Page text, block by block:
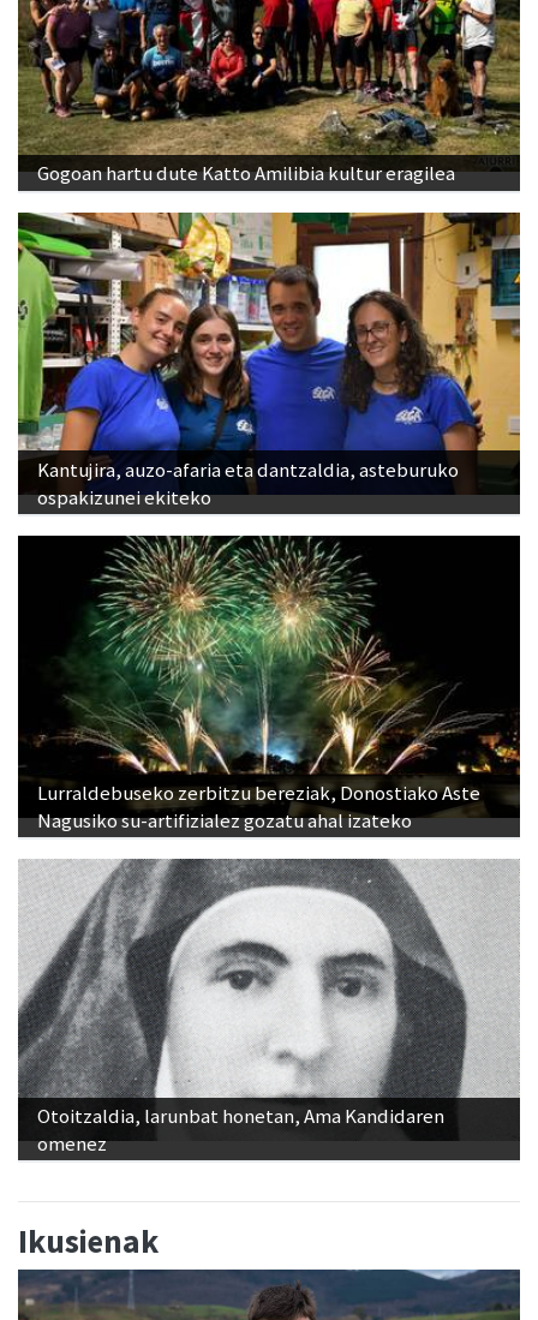
Gogoan hartu dute Katto Amilibia kultur eragilea
Kantujira, auzo-afaria eta dantzaldia, asteburuko
ospakizunei ekiteko
Lurraldebuseko zerbitzu bereziak, Donostiako Aste
Nagusiko su-artifizialez gozatu ahal izateko
Otoitzaldia, larunbat honetan, Ama Kandidaren
omenez
Ikusienak